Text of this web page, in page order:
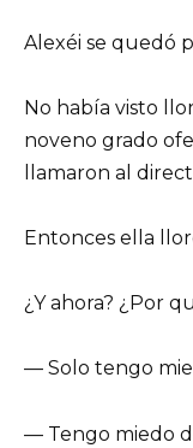
Alexéi se quedó
No había visto
noveno grado
llamaron al
Entonces ella
¿Y ahora? ¿Por
— Solo tengo
— Tengo miedo